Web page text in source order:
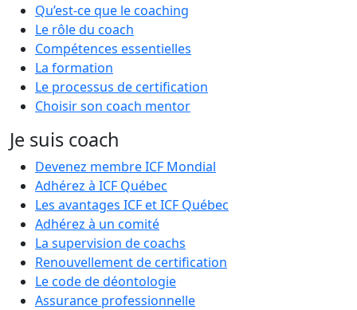
Qu’est-ce que le coaching
Le rôle du coach
Compétences essentielles
La formation
Le processus de certification
Choisir son coach mentor
Je suis coach
Devenez membre ICF Mondial
Adhérez à ICF Québec
Les avantages ICF et ICF Québec
Adhérez à un comité
La supervision de coachs
Renouvellement de certification
Le code de déontologie
Assurance professionnelle